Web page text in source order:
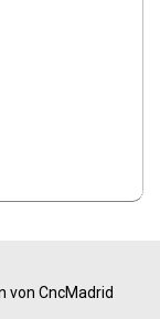
von CncMadrid